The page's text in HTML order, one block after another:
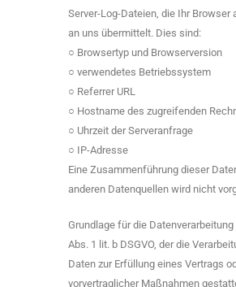
Server-Log-Dateien, die Ihr Browser
an uns übermittelt. Dies sind:
○ Browsertyp und Browserversion
○ verwendetes Betriebssystem
○ Referrer URL
○ Hostname des zugreifenden
○ Uhrzeit der Serveranfrage
○ IP-Adresse
Eine Zusammenführung dieser
anderen Datenquellen wird nicht
Grundlage für die Datenverarbeitung
Abs. 1 lit. b DSGVO, der die
Daten zur Erfüllung eines Vertrags
vorvertraglicher Maßnahmen